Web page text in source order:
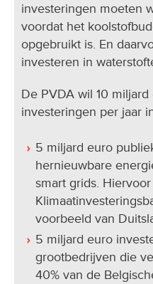
investeringen moeten
voordat het
opgebruikt is. En
investeren in
De PVDA wil 10
investeringen per jaar
5 miljard euro
hernieuwbare
smart grids.
voorbeeld van
5 miljard euro
grootbedrijven die
40% van de